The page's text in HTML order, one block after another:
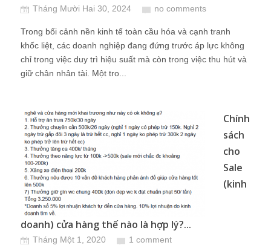
Tháng Mười Hai 30, 2024 no comments
Trong bối cảnh nền kinh tế toàn cầu hóa và cạnh tranh
khốc liệt, các doanh nghiệp đang đứng trước áp lực không
chỉ trong việc duy trì hiệu suất mà còn trong việc thu hút và
giữ chân nhân tài. Một tro...
Chính
sách
cho
Sale
(kinh
doanh) cửa hàng thế nào là hợp lý?...
Tháng Một 1, 2020 1 comment